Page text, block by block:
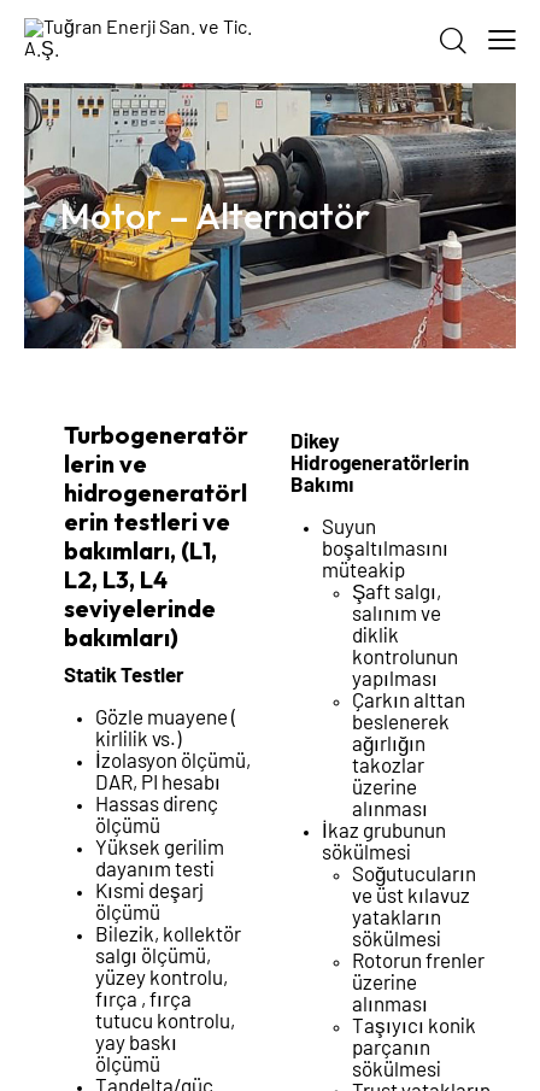
Motor – Alternatör
Turbogeneratör
lerin ve
hidrogeneratörl
erin testleri ve
bakımları, (L1,
L2, L3, L4
seviyelerinde
bakımları)
Statik Testler
Gözle muayene (
kirlilik vs.)
İzolasyon ölçümü,
DAR, PI hesabı
Hassas direnç
ölçümü
Yüksek gerilim
dayanım testi
Kısmi deşarj
ölçümü
Bilezik, kollektör
salgı ölçümü,
yüzey kontrolu,
fırça , fırça
tutucu kontrolu,
yay baskı
ölçümü
Dikey
Hidrogeneratörlerin
Bakımı
Suyun
boşaltılmasını
müteakip
Şaft salgı,
salınım ve
diklik
kontrolunun
yapılması
Çarkın alttan
beslenerek
ağırlığın
takozlar
üzerine
alınması
İkaz grubunun
sökülmesi
Soğutucuların
ve üst kılavuz
yatakların
sökülmesi
Rotorun frenler
üzerine
alınması
Taşıyıcı konik
parçanın
sökülmesi